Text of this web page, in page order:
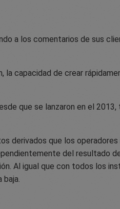
a los comentarios de sus
capacidad de crear
que se lanzaron en el
derivados que los
del resultado
Al igual que con todos los